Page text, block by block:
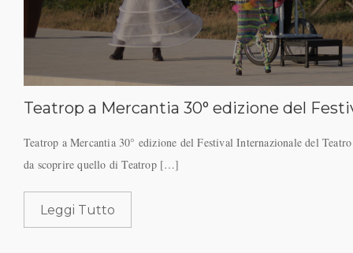
Teatrop a Mercantia 30° edizione del
Teatrop a Mercantia 30° edizione del Festival Internazionale del
da scoprire quello di Teatrop […]
Leggi Tutto